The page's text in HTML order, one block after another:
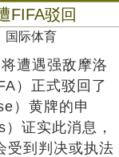
FIFA驳回
国际体育
遭遇强敌摩洛
）正式驳回了
）黄牌的申
证实此消息，
受到判决或执法